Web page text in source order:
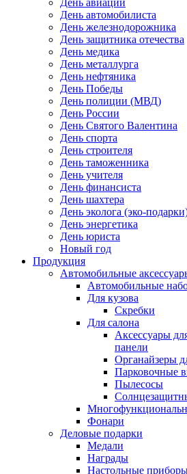
День авиации
День автомобилиста
День железнодорожника
День защитника отечества
День медика
День металлурга
День нефтяника
День Победы
День полиции (МВД)
День России
День Святого Валентина
День спорта
День строителя
День таможенника
День учителя
День финансиста
День шахтера
День эколога (эко-
День энергетика
День юриста
Новый год
Продукция
Автомобильные
Автомобильные
Для кузова
Скребки
Для салона
Аксессуары
панели
Органайзеры
Парковочные
Пылесосы
Фонари
Деловые подарки
Медали
Награды
Настольные